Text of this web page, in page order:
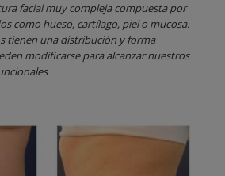
facial muy compleja compuesta por
como hueso, cartílago, piel o mucosa.
tienen una distribución y forma
modificarse para alcanzar nuestros